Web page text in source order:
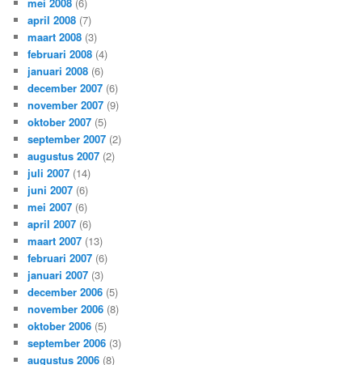
mei 2008 (6)
april 2008 (7)
maart 2008 (3)
februari 2008 (4)
januari 2008 (6)
december 2007 (6)
november 2007 (9)
oktober 2007 (5)
september 2007 (2)
augustus 2007 (2)
juli 2007 (14)
juni 2007 (6)
mei 2007 (6)
april 2007 (6)
maart 2007 (13)
februari 2007 (6)
januari 2007 (3)
december 2006 (5)
november 2006 (8)
oktober 2006 (5)
september 2006 (3)
augustus 2006 (8)